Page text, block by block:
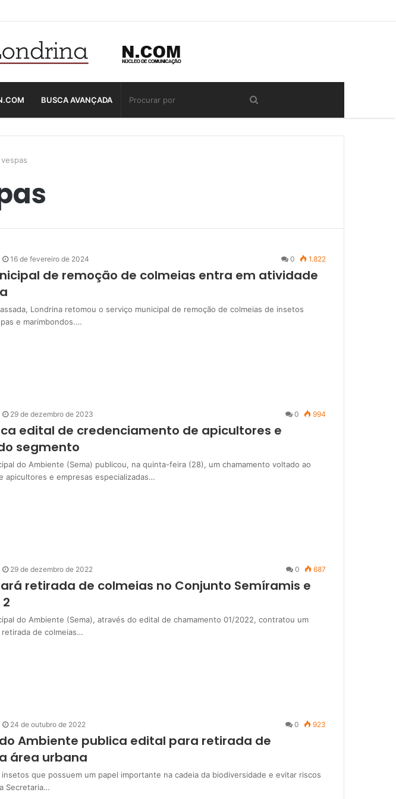
BUSCA AVANÇADA
vespas
16 de fevereiro de 2024 0 1.822
de remoção de colmeias entra em atividade
Londrina retomou o serviço municipal de remoção de colmeias de insetos
e marimbondos.…
29 de dezembro de 2023 0 994
edital de credenciamento de apicultores e
segmento
do Ambiente (Sema) publicou, na quinta-feira (28), um chamamento voltado ao
apicultores e empresas especializadas…
29 de dezembro de 2022 0 687
retirada de colmeias no Conjunto Semíramis e
do Ambiente (Sema), através do edital de chamamento 01/2022, contratou um
de colmeias…
24 de outubro de 2022 0 923
Ambiente publica edital para retirada de
área urbana
que possuem um papel importante na cadeia da biodiversidade e evitar riscos
Secretaria…